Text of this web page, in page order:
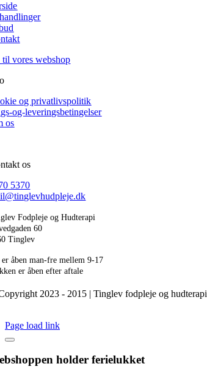
til vores webshop
og privatlivspolitik
og-leveringsbetingelser
os
os
5370
Fodpleje og Hudterapi
60
Tinglev
åben man-fre mellem 9-17
er åben efter aftale
2023 - 2015 | Tinglev fodpleje og hudterapi
Page load link
holder ferielukket